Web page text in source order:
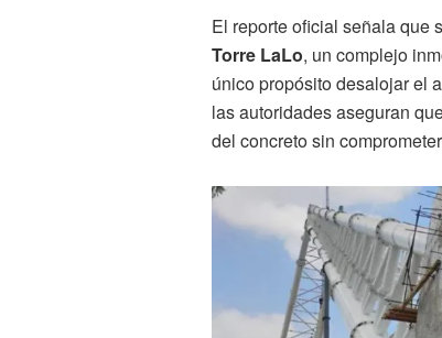
El reporte oficial señala que
Torre LaLo, un complejo
único propósito desalojar el
las autoridades aseguran
del concreto sin